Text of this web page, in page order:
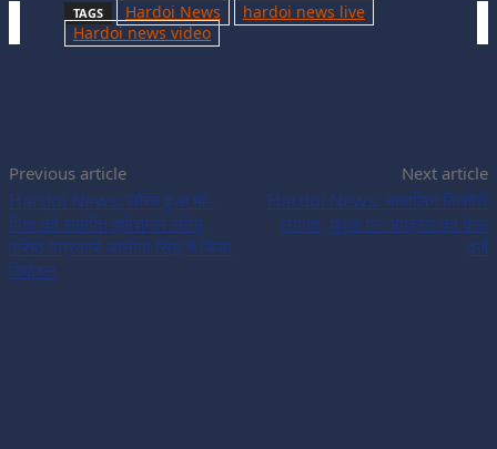
TAGS Hardoi News
hardoi news live
Hardoi news video
Previous article
Hardoi News: लॉन्च हुआ मां–
पिता को समर्पित इमोशनल सॉन्ग,
वरिष्ठ पत्रकार आलोक सिंह ने किया
विमोचन
Next article
Hardoi News: नाबालिग किशोरी
लापता, युवक पर अपहरण का केस
दर्ज